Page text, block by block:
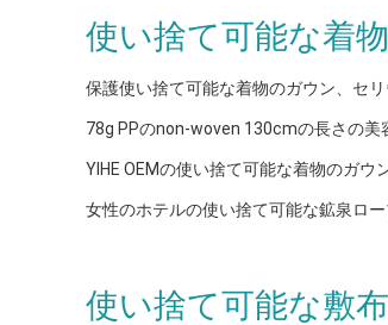
使い捨て可能な着
保護使い捨て可能な着物のガウン、セ
78g PPのnon-woven 130cmの長さの
YIHE OEMの使い捨て可能な着物のガ
女性のホテルの使い捨て可能な鉱泉ロ
使い捨て可能な敷